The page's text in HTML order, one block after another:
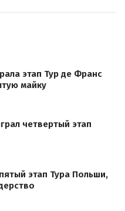
этап Тур де Франс
майку
четвертый этап
этап Тура Польши,